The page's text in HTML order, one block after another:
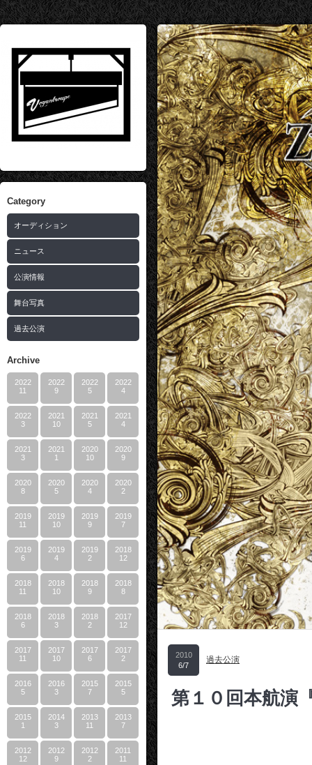
Category
オーディション
ニュース
公演情報
舞台写真
過去公演
Archive
2022
11
2022
9
2022
5
2022
4
2022
3
2021
10
2021
5
2021
4
2021
3
2021
1
2020
10
2020
9
2020
8
2020
5
2020
4
2020
2
2019
11
2019
10
2019
9
2019
7
2019
6
2019
4
2019
2
2018
12
2018
11
2018
10
2018
9
2018
8
2018
6
2018
3
2018
2
2017
12
2017
11
2017
10
2017
6
2017
2
2016
5
2016
3
2015
7
2015
5
2015
1
2014
3
2013
11
2013
7
2012
12
2012
9
2012
2
2011
11
2010
6/7
過去公演
第１０回本航演